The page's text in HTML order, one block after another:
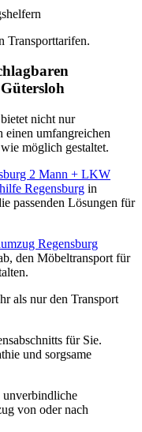
Transporttarifen.
bietet nicht nur
einen umfangreichen
möglich gestaltet.
2 Mann + LKW
Regensburg in
passenden Lösungen für
Regensburg
den Möbeltransport für
als nur den Transport
für Sie.
und sorgsame
unverbindliche
von oder nach